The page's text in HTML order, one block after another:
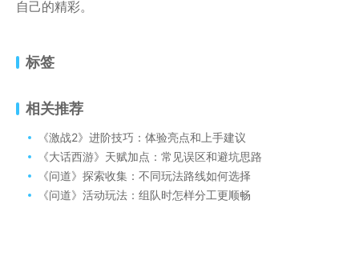
自己的精彩。
标签
相关推荐
《激战2》进阶技巧：体验亮点和上手建议
《大话西游》天赋加点：常见误区和避坑思路
《问道》探索收集：不同玩法路线如何选择
《问道》活动玩法：组队时怎样分工更顺畅